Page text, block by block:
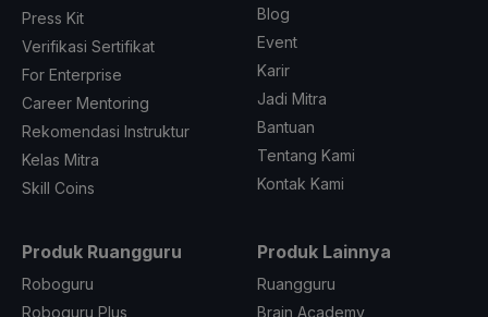
Press Kit
Verifikasi Sertifikat
For Enterprise
Career Mentoring
Rekomendasi Instruktur
Kelas Mitra
Skill Coins
Blog
Event
Karir
Jadi Mitra
Bantuan
Tentang Kami
Kontak Kami
Produk Ruangguru
Roboguru
Roboguru Plus
Produk Lainnya
Ruangguru
Brain Academy